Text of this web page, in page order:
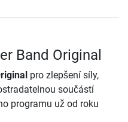
Band Original
pro zlepšení síly,
součástí
programu už od roku